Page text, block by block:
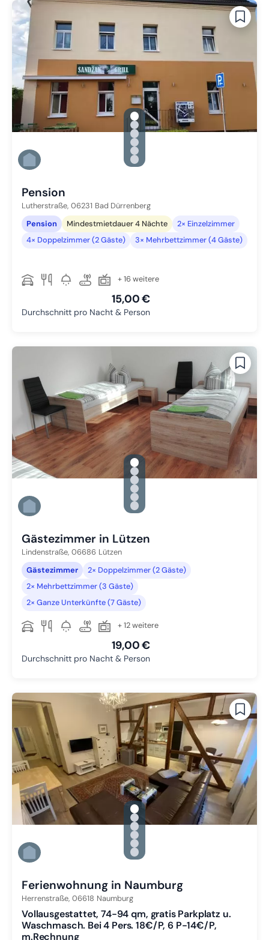
gallery.slide_selector
Zu Slide 1 wechseln
Zu Slide 2 wechseln
Zu Slide 3 wechseln
Zu Slide 4 wechseln
Zu Slide 5 wechseln
Zu Slide 6 wechseln
Pension
Lutherstraße, 06231 Bad Dürrenberg
Pension
Mindestmietdauer 4 Nächte
2× Einzelzimmer
4× Doppelzimmer (2 Gäste)
3× Mehrbettzimmer (4 Gäste)
+ 16 weitere
15,00 €
Durchschnitt pro Nacht & Person
gallery.slide_selector
Zu Slide 1 wechseln
Zu Slide 2 wechseln
Zu Slide 3 wechseln
Zu Slide 4 wechseln
Zu Slide 5 wechseln
Zu Slide 6 wechseln
Gästezimmer in Lützen
Lindenstraße, 06686 Lützen
Gästezimmer
2× Doppelzimmer (2 Gäste)
2× Mehrbettzimmer (3 Gäste)
2× Ganze Unterkünfte (7 Gäste)
+ 12 weitere
19,00 €
Durchschnitt pro Nacht & Person
gallery.slide_selector
Zu Slide 1 wechseln
Zu Slide 2 wechseln
Zu Slide 3 wechseln
Zu Slide 4 wechseln
Zu Slide 5 wechseln
Zu Slide 6 wechseln
Ferienwohnung in Naumburg
Herrenstraße, 06618 Naumburg
Vollausgestattet, 74-94 qm, gratis Parkplatz u.
Waschmasch. Bei 4 Pers. 18€/P, 6 P-14€/P,
m.Rechnung